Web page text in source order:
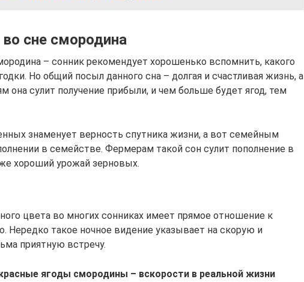
сне смородина
– сонник рекомендует хорошенько вспомнить, какого
Но общий посыл данного сна – долгая и счастливая жизнь, а
она сулит получение прибыли, и чем больше будет ягод, тем
знаменует верность спутника жизни, а вот семейным
в семействе. Фермерам такой сон сулит пополнение в
хороший урожай зерновых.
цвета во многих сонниках имеет прямое отношение к
Нередко такое ночное видение указывает на скорую и
приятную встречу.
ягоды смородины – вскорости в реальной жизни